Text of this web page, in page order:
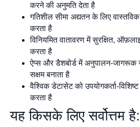
करने की अनुमति देता है
गतिशील सीमा अद्यतन के लिए
करता है
विनियमित वातावरण में सुरक्षित,
करता है
ऐप्स और डैशबोर्ड में अनुपालन-जागरूक
सक्षम बनाता है
वैश्विक डेटासेट को उपयोगकर्ता-
करता है
यह किसके लिए सर्वोत्तम है: